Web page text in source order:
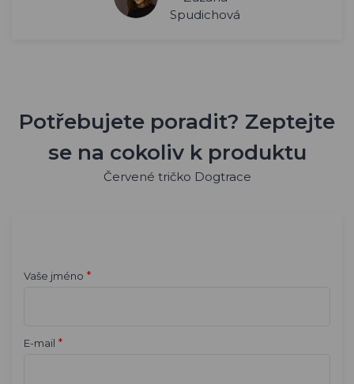
Spudichová
Potřebujete poradit? Zeptejte
se na cokoliv k produktu
Červené tričko Dogtrace
Vaše jméno *
E-mail *